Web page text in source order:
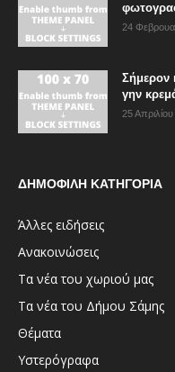
24
Σήμερον
γην
25
ΔΗΜΟΦΙΛΗ ΚΑΤΗΓΟΡΙΑ
Άλλες ειδήσεις
Ανακοινώσεις
Τα νέα του χωριού μας
Τα νέα του Δήμου Σάμης
Θέματα
Υστερόγραφα